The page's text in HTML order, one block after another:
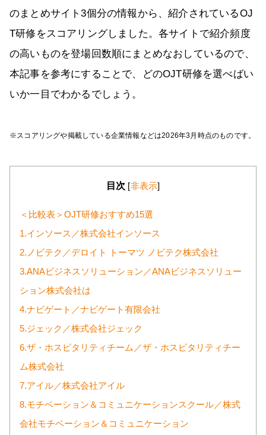
のまとめサイト3個分の情報から、紹介されているOJ
T研修をスコアリングしました。各サイトで紹介頻度
の高いものを登場回数順にまとめなおしているので、
本記事を参考にすることで、どのOJT研修を選べばい
いか一目でわかるでしょう。
※スコアリングや掲載している企業情報などは2026年3月時点のものです。
目次 [非表示]
＜比較表＞OJT研修おすすめ15選
1.インソース／株式会社インソース
2.ノビテク／デロイト トーマツ ノビテク株式会社
3.ANAビジネスソリューション／ANAビジネスソリュー
ション株式会社は
4.ナビゲート／ナビゲート有限会社
5.ジェック／株式会社ジェック
6.ザ・ホスピタリティチーム／ザ・ホスピタリティチー
ム株式会社
7.アイル／株式会社アイル
8.モチベーション＆コミュニケーションスクール／株式
会社モチベーション＆コミュニケーション